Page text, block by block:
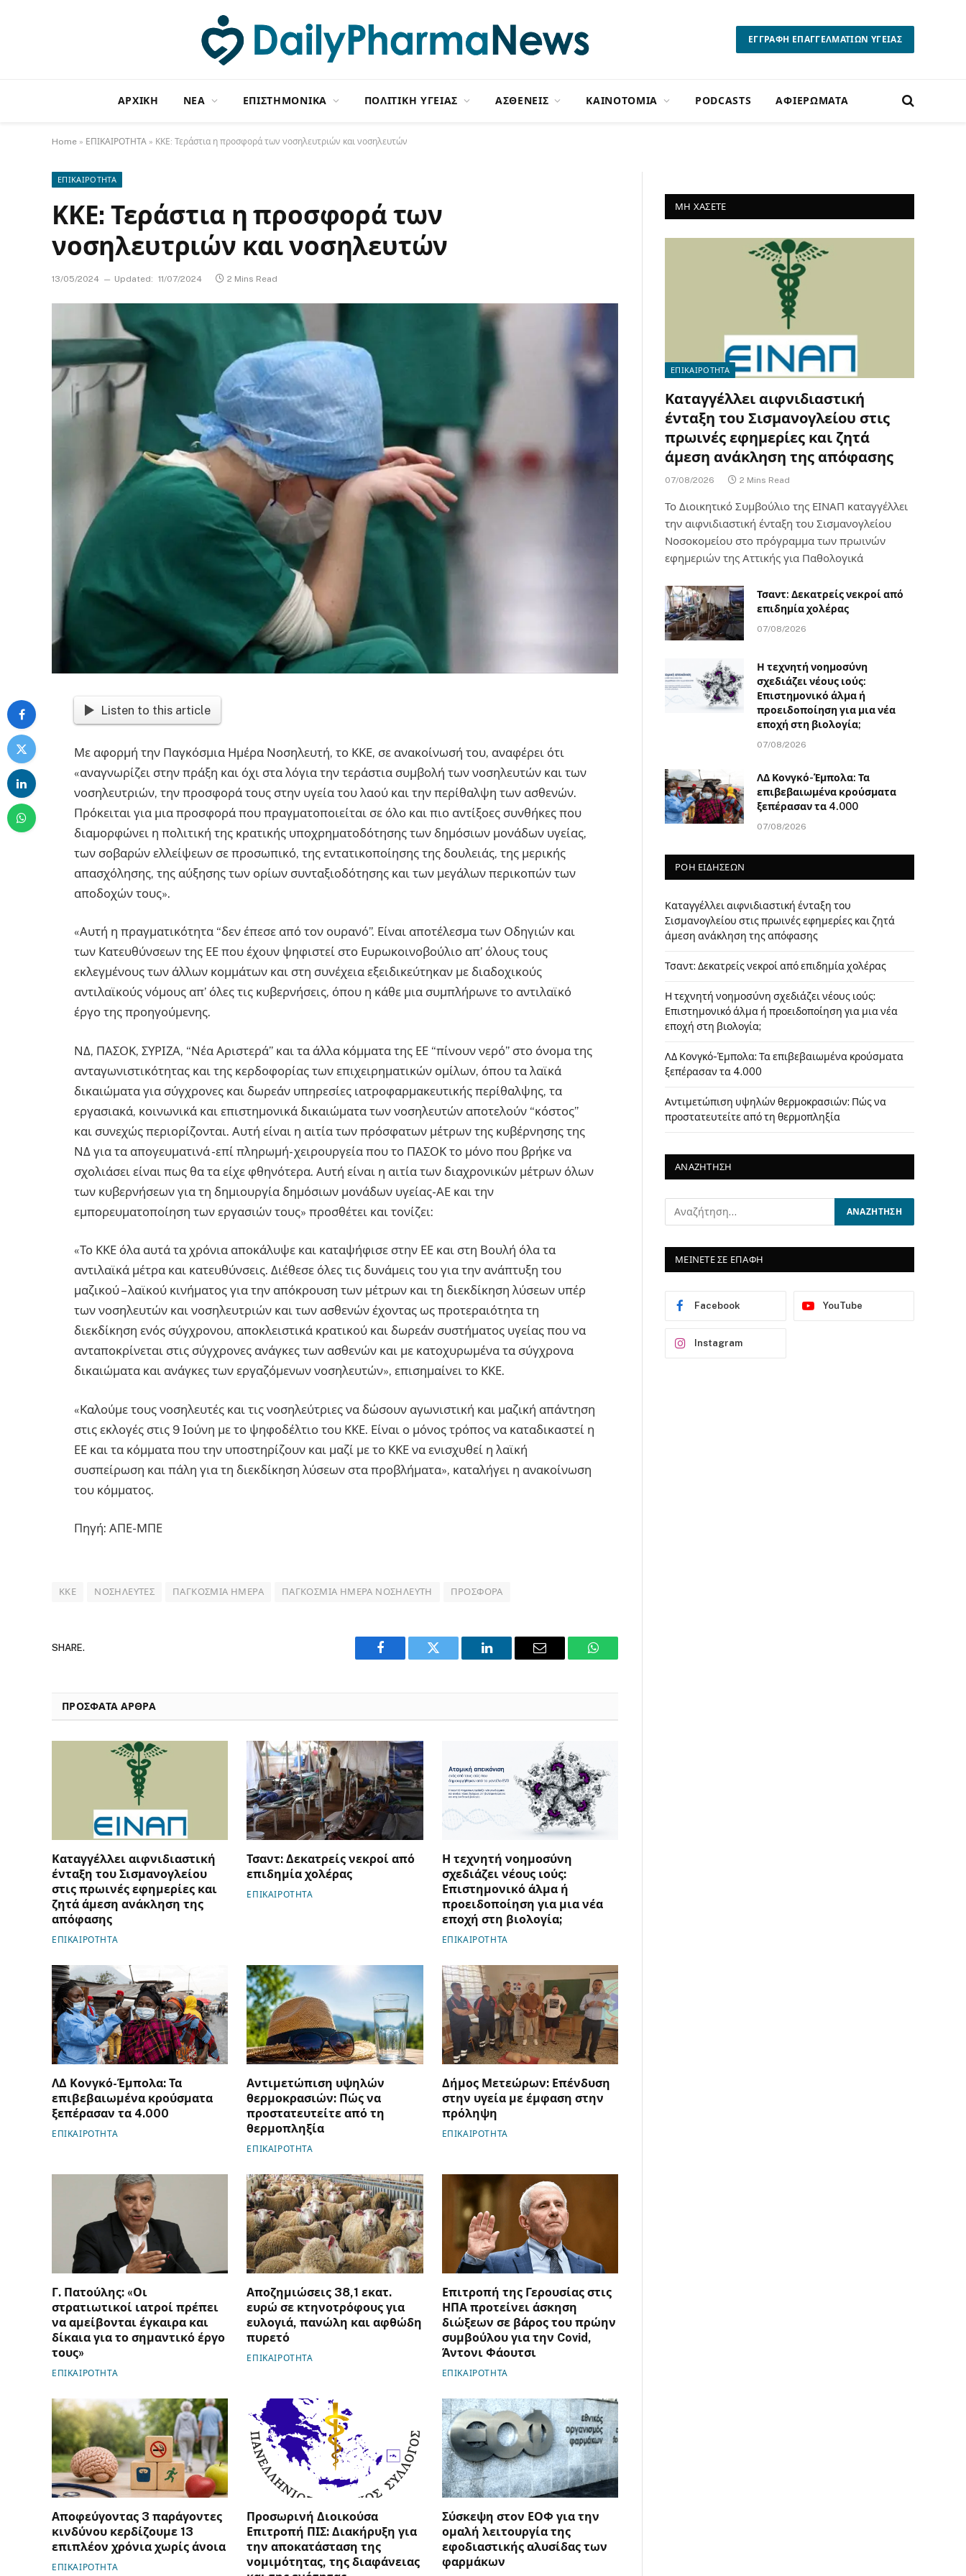
ΕΓΓΡΑΦΗ ΕΠΑΓΓΕΛΜΑΤΙΩΝ ΥΓΕΙΑΣ
ΑΡΧΙΚΗ NΕΑ ΕΠΙΣΤΗΜΟΝΙΚΑ ΠΟΛΙΤΙΚΗ ΥΓΕΙΑΣ ΑΣΘΕΝΕΙΣ ΚΑΙΝΟΤΟΜΙΑ PODCASTS ΑΦΙΕΡΩΜΑΤΑ
Home » ΕΠΙΚΑΙΡΟΤΗΤΑ » ΚΚΕ: Τεράστια η προσφορά των νοσηλευτριών και νοσηλευτών
ΕΠΙΚΑΙΡΟΤΗΤΑ
ΚΚΕ: Τεράστια η προσφορά των
νοσηλευτριών και νοσηλευτών
13/05/2024 Updated: 11/07/2024 2 Mins Read
Listen to this article
Με αφορμή την Παγκόσμια Ημέρα Νοσηλευτή, το ΚΚΕ, σε ανακοίνωσή του, αναφέρει ότι
«αναγνωρίζει στην πράξη και όχι στα λόγια την τεράστια συμβολή των νοσηλευτών και των
νοσηλευτριών, την προσφορά τους στην υγεία του λαού και την περίθαλψη των ασθενών.
Πρόκειται για μια προσφορά που πραγματοποιείται σε όλο και πιο αντίξοες συνθήκες που
διαμορφώνει η πολιτική της κρατικής υποχρηματοδότησης των δημόσιων μονάδων υγείας,
των σοβαρών ελλείψεων σε προσωπικό, της εντατικοποίησης της δουλειάς, της μερικής
απασχόλησης, της αύξησης των ορίων συνταξιοδότησης και των μεγάλων περικοπών των
αποδοχών τους».
«Αυτή η πραγματικότητα “δεν έπεσε από τον ουρανό”. Είναι αποτέλεσμα των Οδηγιών και
των Κατευθύνσεων της ΕΕ που έχουν ψηφιστεί στο Ευρωκοινοβούλιο απ’ όλους τους
εκλεγμένους των άλλων κομμάτων και στη συνέχεια εξειδικεύτηκαν με διαδοχικούς
αντιλαϊκούς νόμους απ’ όλες τις κυβερνήσεις, όπου η κάθε μια συμπλήρωνε το αντιλαϊκό
έργο της προηγούμενης.
ΝΔ, ΠΑΣΟΚ, ΣΥΡΙΖΑ, “Νέα Αριστερά” και τα άλλα κόμματα της ΕΕ “πίνουν νερό” στο όνομα της
ανταγωνιστικότητας και της κερδοφορίας των επιχειρηματικών ομίλων, όπου τα λαϊκά
δικαιώματα για σύγχρονες και δωρεάν υπηρεσίες ιατροφαρμακευτικής περίθαλψης, τα
εργασιακά, κοινωνικά και επιστημονικά δικαιώματα των νοσηλευτών αποτελούν “κόστος”
και συνεχώς περιορίζονται. Αυτή είναι η αιτία των πρόσφατων μέτρων της κυβέρνησης της
ΝΔ για τα απογευματινά -επί πληρωμή- χειρουργεία που το ΠΑΣΟΚ το μόνο που βρήκε να
σχολιάσει είναι πως θα τα είχε φθηνότερα. Αυτή είναι η αιτία των διαχρονικών μέτρων όλων
των κυβερνήσεων για τη δημιουργία δημόσιων μονάδων υγείας-ΑΕ και την
εμπορευματοποίηση των εργασιών τους» προσθέτει και τονίζει:
«Το ΚΚΕ όλα αυτά τα χρόνια αποκάλυψε και καταψήφισε στην ΕΕ και στη Βουλή όλα τα
αντιλαϊκά μέτρα και κατευθύνσεις. Διέθεσε όλες τις δυνάμεις του για την ανάπτυξη του
μαζικού – λαϊκού κινήματος για την απόκρουση των μέτρων και τη διεκδίκηση λύσεων υπέρ
των νοσηλευτών και νοσηλευτριών και των ασθενών έχοντας ως προτεραιότητα τη
διεκδίκηση ενός σύγχρονου, αποκλειστικά κρατικού και δωρεάν συστήματος υγείας που να
ανταποκρίνεται στις σύγχρονες ανάγκες των ασθενών και με κατοχυρωμένα τα σύγχρονα
δικαιώματα και ανάγκες των εργαζόμενων νοσηλευτών», επισημαίνει το ΚΚΕ.
«Καλούμε τους νοσηλευτές και τις νοσηλεύτριες να δώσουν αγωνιστική και μαζική απάντηση
στις εκλογές στις 9 Ιούνη με το ψηφοδέλτιο του ΚΚΕ. Είναι ο μόνος τρόπος να καταδικαστεί η
ΕΕ και τα κόμματα που την υποστηρίζουν και μαζί με το ΚΚΕ να ενισχυθεί η λαϊκή
συσπείρωση και πάλη για τη διεκδίκηση λύσεων στα προβλήματα», καταλήγει η ανακοίνωση
του κόμματος.
Πηγή: ΑΠΕ-ΜΠΕ
ΚΚΕ ΝΟΣΗΛΕΥΤΈΣ ΠΑΓΚΌΣΜΙΑ ΗΜΈΡΑ ΠΑΓΚΌΣΜΙΑ ΗΜΈΡΑ ΝΟΣΗΛΕΥΤΉ ΠΡΟΣΦΟΡΆ
SHARE.
Facebook Twitter LinkedIn Email WhatsApp
ΠΡΟΣΦΑΤΑ ΑΡΘΡΑ
Καταγγέλλει αιφνιδιαστική
ένταξη του Σισμανογλείου
στις πρωινές εφημερίες και
ζητά άμεση ανάκληση της
απόφασης
ΕΠΙΚΑΙΡΟΤΗΤΑ
Τσαντ: Δεκατρείς νεκροί από
επιδημία χολέρας
ΕΠΙΚΑΙΡΟΤΗΤΑ
Η τεχνητή νοημοσύνη
σχεδιάζει νέους ιούς:
Επιστημονικό άλμα ή
προειδοποίηση για μια νέα
εποχή στη βιολογία;
ΕΠΙΚΑΙΡΟΤΗΤΑ
ΛΔ Κονγκό-Έμπολα: Τα
επιβεβαιωμένα κρούσματα
ξεπέρασαν τα 4.000
ΕΠΙΚΑΙΡΟΤΗΤΑ
Αντιμετώπιση υψηλών
θερμοκρασιών: Πώς να
προστατευτείτε από τη
θερμοπληξία
ΕΠΙΚΑΙΡΟΤΗΤΑ
Δήμος Μετεώρων: Επένδυση
στην υγεία με έμφαση στην
πρόληψη
ΕΠΙΚΑΙΡΟΤΗΤΑ
Γ. Πατούλης: «Οι
στρατιωτικοί ιατροί πρέπει
να αμείβονται έγκαιρα και
δίκαια για το σημαντικό έργο
τους»
ΕΠΙΚΑΙΡΟΤΗΤΑ
Αποζημιώσεις 38,1 εκατ.
ευρώ σε κτηνοτρόφους για
ευλογιά, πανώλη και αφθώδη
πυρετό
ΕΠΙΚΑΙΡΟΤΗΤΑ
Επιτροπή της Γερουσίας στις
ΗΠΑ προτείνει άσκηση
διώξεων σε βάρος του πρώην
συμβούλου για την Covid,
Άντονι Φάουτσι
ΕΠΙΚΑΙΡΟΤΗΤΑ
Αποφεύγοντας 3 παράγοντες
κινδύνου κερδίζουμε 13
επιπλέον χρόνια χωρίς άνοια
ΕΠΙΚΑΙΡΟΤΗΤΑ
Προσωρινή Διοικούσα
Επιτροπή ΠΙΣ: Διακήρυξη για
την αποκατάσταση της
νομιμότητας, της διαφάνειας
Σύσκεψη στον ΕΟΦ για την
ομαλή λειτουργία της
εφοδιαστικής αλυσίδας των
φαρμάκων
ΜΗ ΧΑΣΕΤΕ
ΕΠΙΚΑΙΡΟΤΗΤΑ
Καταγγέλλει αιφνιδιαστική
ένταξη του Σισμανογλείου στις
πρωινές εφημερίες και ζητά
άμεση ανάκληση της απόφασης
07/08/2026 2 Mins Read
Το Διοικητικό Συμβούλιο της ΕΙΝΑΠ καταγγέλλει
την αιφνιδιαστική ένταξη του Σισμανογλείου
Νοσοκομείου στο πρόγραμμα των πρωινών
εφημεριών της Αττικής για Παθολογικά
Τσαντ: Δεκατρείς νεκροί από
επιδημία χολέρας
07/08/2026
Η τεχνητή νοημοσύνη
σχεδιάζει νέους ιούς:
Επιστημονικό άλμα ή
προειδοποίηση για μια νέα
εποχή στη βιολογία;
07/08/2026
ΛΔ Κονγκό-Έμπολα: Τα
επιβεβαιωμένα κρούσματα
ξεπέρασαν τα 4.000
07/08/2026
ΡΟΗ ΕΙΔΗΣΕΩΝ
Καταγγέλλει αιφνιδιαστική ένταξη του
Σισμανογλείου στις πρωινές εφημερίες και ζητά
άμεση ανάκληση της απόφασης
Τσαντ: Δεκατρείς νεκροί από επιδημία χολέρας
Η τεχνητή νοημοσύνη σχεδιάζει νέους ιούς:
Επιστημονικό άλμα ή προειδοποίηση για μια νέα
εποχή στη βιολογία;
ΛΔ Κονγκό-Έμπολα: Τα επιβεβαιωμένα κρούσματα
ξεπέρασαν τα 4.000
Αντιμετώπιση υψηλών θερμοκρασιών: Πώς να
προστατευτείτε από τη θερμοπληξία
ΑΝΑΖΗΤΗΣΗ
ΜΕΙΝΕΤΕ ΣΕ ΕΠΑΦΗ
Facebook YouTube
Instagram